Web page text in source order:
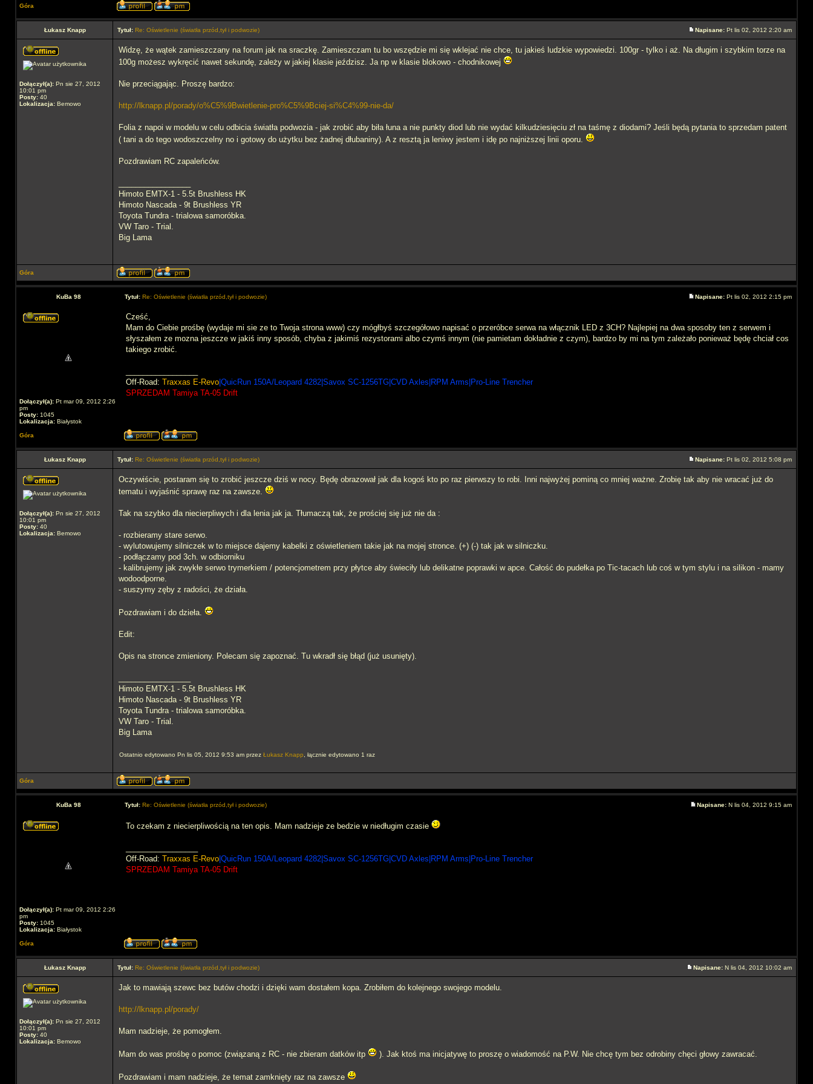
Góra
Łukasz Knapp Tytuł: Re: Oświetlenie (światła przód,tył i podwozie) Napisane: Pt lis 02, 2012 2:20 am
Dołączył(a): Pn sie 27, 2012
10:01 pm
Posty: 40
Lokalizacja: Bemowo
Widzę, że wątek zamieszczany na forum jak na sraczkę. Zamieszczam tu bo wszędzie mi się wklejać nie chce, tu jakieś ludzkie wypowiedzi. 100gr - tylko i aż. Na długim i szybkim torze na
100g możesz wykręcić nawet sekundę, zależy w jakiej klasie jeździsz. Ja np w klasie blokowo - chodnikowej
Nie przeciągając. Proszę bardzo:
http://lknapp.pl/porady/o%C5%9Bwietlenie-pro%C5%9Bciej-si%C4%99-nie-da/
Folia z napoi w modelu w celu odbicia światła podwozia - jak zrobić aby biła łuna a nie punkty diod lub nie wydać kilkudziesięciu zł na taśmę z diodami? Jeśli będą pytania to sprzedam patent
( tani a do tego wodoszczelny no i gotowy do użytku bez żadnej dłubaniny). A z resztą ja leniwy jestem i idę po najniższej linii oporu.
Pozdrawiam RC zapaleńców.
Himoto EMTX-1 - 5.5t Brushless HK
Himoto Nascada - 9t Brushless YR
Toyota Tundra - trialowa samoróbka.
VW Taro - Trial.
Big Lama
Góra
KuBa 98 Tytuł: Re: Oświetlenie (światła przód,tył i podwozie) Napisane: Pt lis 02, 2012 2:15 pm
Dołączył(a): Pt mar 09, 2012 2:26
pm
Posty: 1045
Lokalizacja: Białystok
Cześć,
Mam do Ciebie prośbę (wydaje mi sie ze to Twoja strona www) czy mógłbyś szczegółowo napisać o przeróbce serwa na włącznik LED z 3CH? Najlepiej na dwa sposoby ten z serwem i
słyszałem ze mozna jeszcze w jakiś inny sposób, chyba z jakimiś rezystorami albo czymś innym (nie pamietam dokładnie z czym), bardzo by mi na tym zależało ponieważ będę chciał cos
takiego zrobić.
Off-Road: Traxxas E-Revo |QuicRun 150A/Leopard 4282|Savox SC-1256TG|CVD Axles|RPM Arms|Pro-Line Trencher
SPRZEDAM Tamiya TA-05 Drift
Góra
Łukasz Knapp Tytuł: Re: Oświetlenie (światła przód,tył i podwozie) Napisane: Pt lis 02, 2012 5:08 pm
Dołączył(a): Pn sie 27, 2012
10:01 pm
Posty: 40
Lokalizacja: Bemowo
Oczywiście, postaram się to zrobić jeszcze dziś w nocy. Będę obrazował jak dla kogoś kto po raz pierwszy to robi. Inni najwyżej pominą co mniej ważne. Zrobię tak aby nie wracać już do
tematu i wyjaśnić sprawę raz na zawsze.
Tak na szybko dla niecierpliwych i dla lenia jak ja. Tłumaczą tak, że prościej się już nie da :
- rozbieramy stare serwo.
- wylutowujemy silniczek w to miejsce dajemy kabelki z oświetleniem takie jak na mojej stronce. (+) (-) tak jak w silniczku.
- podłączamy pod 3ch. w odbiorniku
- kalibrujemy jak zwykłe serwo trymerkiem / potencjometrem przy płytce aby świeciły lub delikatne poprawki w apce. Całość do pudełka po Tic-tacach lub coś w tym stylu i na silikon - mamy
wodoodporne.
- suszymy zęby z radości, że działa.
Pozdrawiam i do dzieła.
Edit:
Opis na stronce zmieniony. Polecam się zapoznać. Tu wkradł się błąd (już usunięty).
Himoto EMTX-1 - 5.5t Brushless HK
Himoto Nascada - 9t Brushless YR
Toyota Tundra - trialowa samoróbka.
VW Taro - Trial.
Big Lama
Ostatnio edytowano Pn lis 05, 2012 9:53 am przez Łukasz Knapp , łącznie edytowano 1 raz
Góra
KuBa 98 Tytuł: Re: Oświetlenie (światła przód,tył i podwozie) Napisane: N lis 04, 2012 9:15 am
Dołączył(a): Pt mar 09, 2012 2:26
pm
Posty: 1045
Lokalizacja: Białystok
To czekam z niecierpliwością na ten opis. Mam nadzieje ze bedzie w niedługim czasie
Off-Road: Traxxas E-Revo |QuicRun 150A/Leopard 4282|Savox SC-1256TG|CVD Axles|RPM Arms|Pro-Line Trencher
SPRZEDAM Tamiya TA-05 Drift
Góra
Łukasz Knapp Tytuł: Re: Oświetlenie (światła przód,tył i podwozie) Napisane: N lis 04, 2012 10:02 am
Dołączył(a): Pn sie 27, 2012
10:01 pm
Posty: 40
Lokalizacja: Bemowo
Jak to mawiają szewc bez butów chodzi i dzięki wam dostałem kopa. Zrobiłem do kolejnego swojego modelu.
http://lknapp.pl/porady/
Mam nadzieje, że pomogłem.
Mam do was prośbę o pomoc (związaną z RC - nie zbieram datków itp ). Jak ktoś ma inicjatywę to proszę o wiadomość na P.W. Nie chcę tym bez odrobiny chęci głowy zawracać.
Pozdrawiam i mam nadzieje, że temat zamknięty raz na zawsze